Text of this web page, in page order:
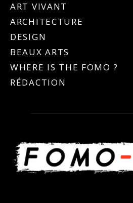
ART VIVANT
ARCHITECTURE
DESIGN
BEAUX ARTS
WHERE IS THE FOMO ?
RÉDACTION